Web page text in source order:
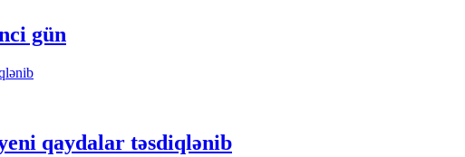
gün
qaydalar təsdiqlənib